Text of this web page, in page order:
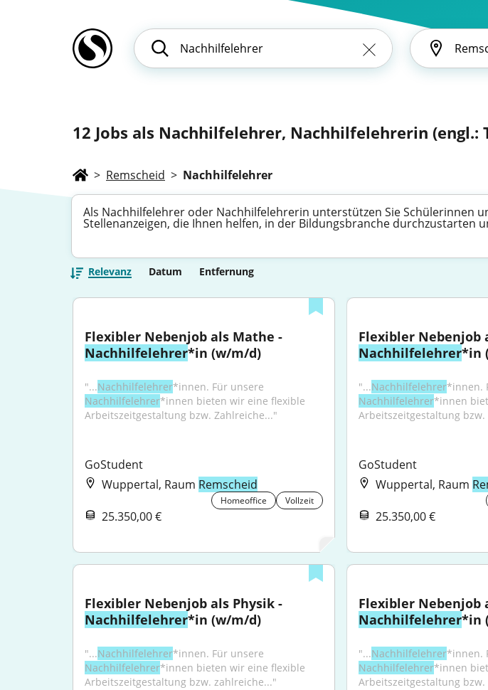
12 Jobs als Nachhilfelehrer, Nachhilfelehrerin (engl.:
> Remscheid > Nachhilfelehrer
Als Nachhilfelehrer oder Nachhilfelehrerin unterstützen Sie Schülerinnen
Stellenanzeigen, die Ihnen helfen, in der Bildungsbranche durchzustarten
Relevanz Datum Entfernung
Nachhilfelehrer*in (w/m/d)
"...Nachhilfelehrer
Nachhilfelehrer*innen bieten wir eine flexible
Arbeitszeitgestaltung bzw. Zahlreiche..."
GoStudent
Wuppertal, Raum Remscheid
Homeoffice Vollzeit
25.350,00 €
Nachhilfelehrer*in
"...Nachhilfelehrer
Nachhilfelehrer*innen
Arbeitszeitgestaltung bzw.
GoStudent
Wuppertal, Raum
25.350,00 €
Nachhilfelehrer*in (w/m/d)
"...Nachhilfelehrer
Nachhilfelehrer*innen bieten wir eine flexible
Arbeitszeitgestaltung bzw. zahlreiche..."
Nachhilfelehrer*in
"...Nachhilfelehrer
Nachhilfelehrer*innen
Arbeitszeitgestaltung